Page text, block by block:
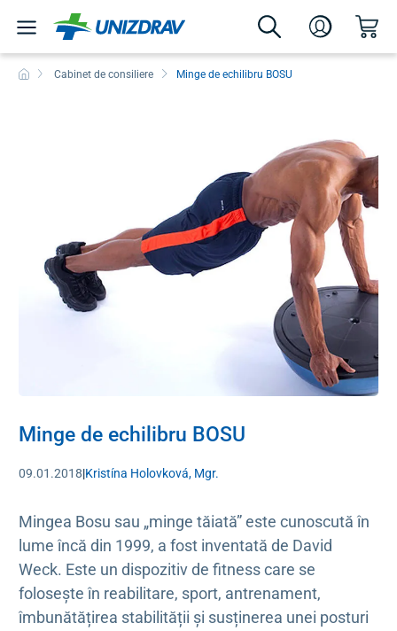
Cabinet de consiliere Minge de echilibru BOSU
Minge de echilibru BOSU
09.01.2018|Kristína Holovková, Mgr.
Mingea Bosu sau „minge tăiată” este cunoscută în
lume încă din 1999, a fost inventată de David
Weck. Este un dispozitiv de fitness care se
folosește în reabilitare, sport, antrenament,
îmbunătățirea stabilității și susținerea unei posturi